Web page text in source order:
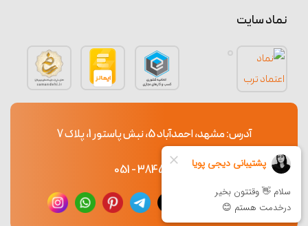
نماد سایت
آدرس: مشهد، احمدآباد 5، نبش پاستور 1، پلاک 7
38453765 - 051